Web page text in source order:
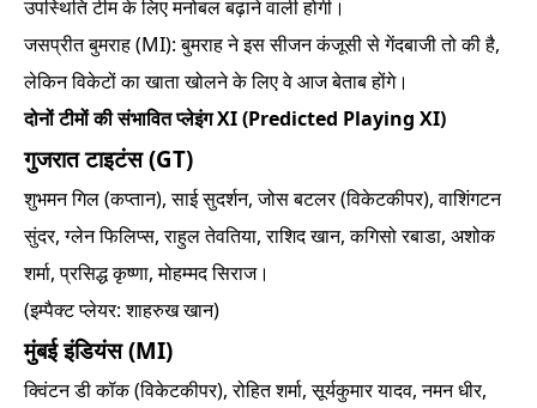
उपस्थिति टीम के लिए मनोबल बढ़ाने वाली होगी।
जसप्रीत बुमराह (MI): बुमराह ने इस सीजन कंजूसी से गेंदबाजी तो की है,
लेकिन विकेटों का खाता खोलने के लिए वे आज बेताब होंगे।
दोनों टीमों की संभावित प्लेइंग XI (Predicted Playing XI)
गुजरात टाइटंस (GT)
शुभमन गिल (कप्तान), साई सुदर्शन, जोस बटलर (विकेटकीपर), वाशिंगटन
सुंदर, ग्लेन फिलिप्स, राहुल तेवतिया, राशिद खान, कगिसो रबाडा, अशोक
शर्मा, प्रसिद्ध कृष्णा, मोहम्मद सिराज।
(इम्पैक्ट प्लेयर: शाहरुख खान)
मुंबई इंडियंस (MI)
क्विंटन डी कॉक (विकेटकीपर), रोहित शर्मा, सूर्यकुमार यादव, नमन धीर,